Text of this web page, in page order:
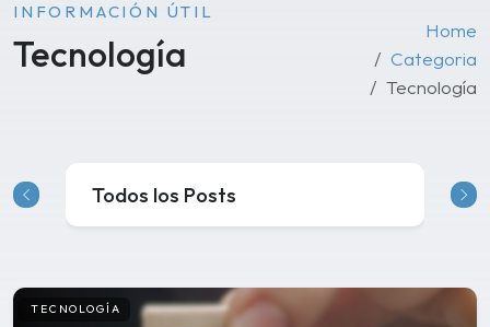
INFORMACIÓN ÚTIL
Tecnología
Home
Categoria
Tecnología
Todos los Posts
TECNOLOGÍA